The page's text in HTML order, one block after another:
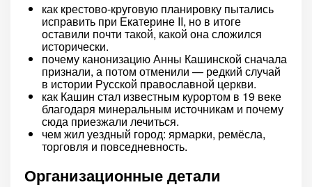
как крестово-круговую планировку пытались
исправить при Екатерине II, но в итоге
оставили почти такой, какой она сложился
исторически.
почему канонизацию Анны Кашинской сначала
признали, а потом отменили — редкий случай
в истории Русской православной церкви.
как Кашин стал известным курортом в 19 веке
благодаря минеральным источникам и почему
сюда приезжали лечиться.
чем жил уездный город: ярмарки, ремёсла,
торговля и повседневность.
Организационные детали